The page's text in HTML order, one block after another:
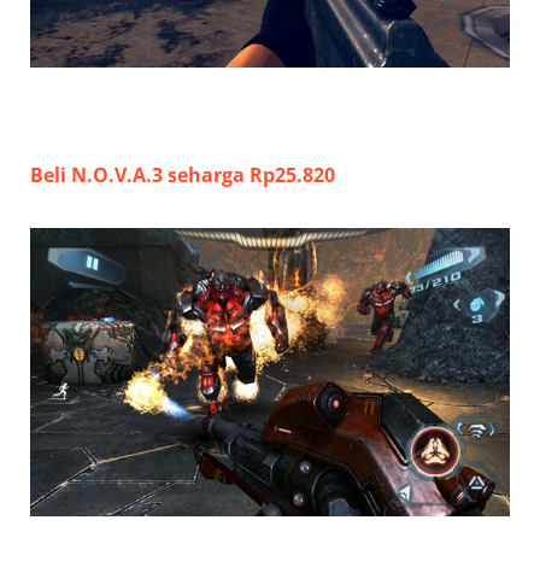
Beli N.O.V.A.3 seharga Rp25.820